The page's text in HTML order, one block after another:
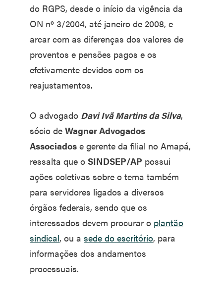
do RGPS, desde o início da vigência da
ON nº 3/2004, até janeiro de 2008, e
arcar com as diferenças dos valores de
proventos e pensões pagos e os
efetivamente devidos com os
reajustamentos.
O advogado Davi Ivã Martins da Silva,
sócio de Wagner Advogados
Associados e gerente da filial no Amapá,
ressalta que o SINDSEP/AP possui
ações coletivas sobre o tema também
para servidores ligados a diversos
órgãos federais, sendo que os
interessados devem procurar o plantão
sindical, ou a sede do escritório, para
informações dos andamentos
processuais.